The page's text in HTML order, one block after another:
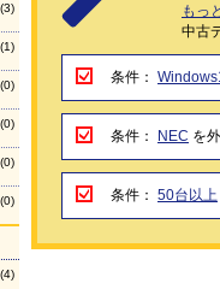
(3)
(1)
(0)
(0)
(0)
(0)
(4)
もっ
中古
条件：
条件： NEC を
条件： 50台以上